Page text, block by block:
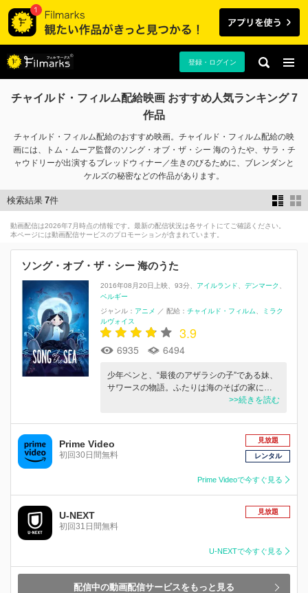
登録・ログイン
チャイルド・フィルム配給映画 おすすめ人気ランキング 7
作品
チャイルド・フィルム配給のおすすめ映画。チャイルド・フィルム配給の映
画には、トム・ムーア監督のソング・オブ・ザ・シー 海のうたや、サラ・チ
ャウドリーが出演するブレッドウィナー／生きのびるために、ブレンダンと
ケルズの秘密などの作品があります。
検索結果 7件
動画配信は2026年7月時点の情報です。最新の配信状況は各サイトにてご確認ください。
本ページには動画配信サービスのプロモーションが含まれています。
ソング・オブ・ザ・シー 海のうた
2016年08月20日上映 93分 アイルランド
デンマーク
ベルギー
ジャンル： アニメ ／ 配給： チャイルド・フィルム
ミラク
ルヴォイス
3.9
6935 6494
少年ベンと、“最後のアザラシの子”である妹、
サワースの物語。ふたりは海のそばの家に…
>>続きを読む
Prime Video
初回30日間無料
見放題
レンタル
Prime Videoで今すぐ見る
U-NEXT
初回31日間無料
見放題
U-NEXTで今すぐ見る
配信中の動画配信サービスをもっと見る